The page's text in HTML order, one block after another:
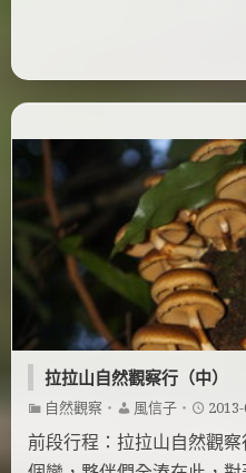
拉拉山自然觀察行（中）
自然觀察 ・ 風信子 ・
前段行程：拉拉山自然觀